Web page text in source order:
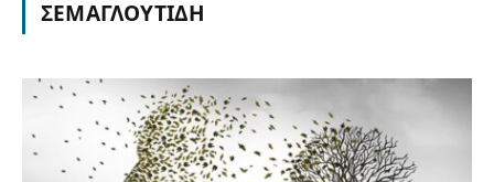
ΣΕΜΑΓΛΟΥΤΊΔΗ